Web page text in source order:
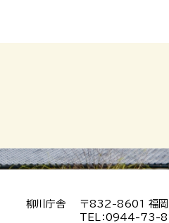
柳川庁舎
〒832-8601 福岡
TEL：0944-